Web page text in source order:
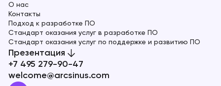
О нас
Контакты
Подход к разработке ПО
Стандарт оказания услуг в разработке ПО
Стандарт оказания услуг по поддержке и развитию ПО
Презентация
+7 495 279-90-47
welcome@arcsinus.com